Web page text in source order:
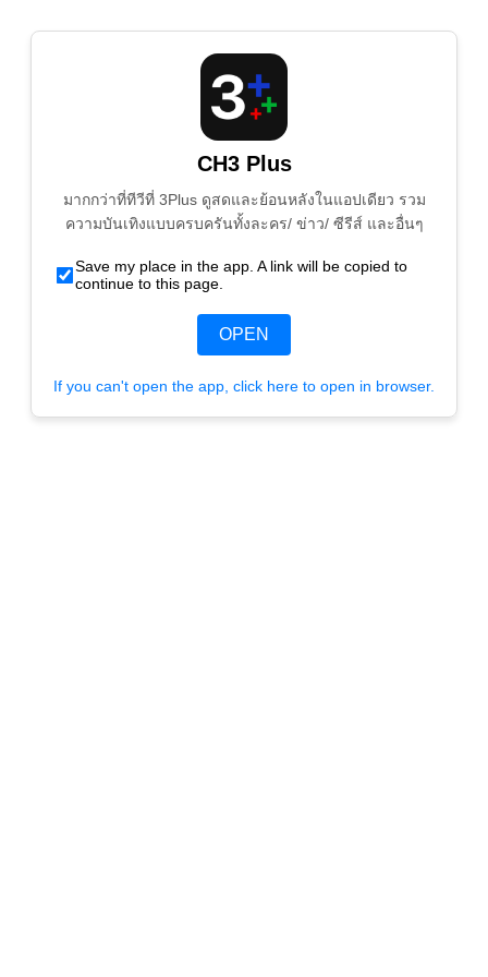
CH3 Plus
มากกว่าที่ทีวีที่ 3Plus ดูสดและย้อนหลังในแอปเดียว รวม
ความบันเทิงแบบครบครันทั้งละคร/ ข่าว/ ซีรีส์ และอื่นๆ
Save my place in the app. A link will be copied to
continue to this page.
OPEN
If you can't open the app, click here to open in browser.